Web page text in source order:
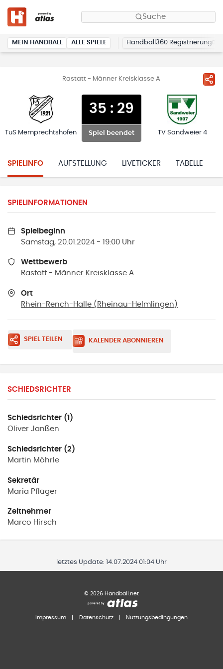
Suche
MEIN HANDBALL ALLE SPIELE Handball360 Registrierung
Rastatt - Männer Kreisklasse A
TuS Memprechtshofen
35 : 29
Spiel beendet TV Sandweier 4
SPIELINFO AUFSTELLUNG LIVETICKER TABELLE
SPIELINFORMATIONEN
Spielbeginn
Samstag, 20.01.2024 - 19:00 Uhr
Wettbewerb
Rastatt - Männer Kreisklasse A
Ort
Rhein-Rench-Halle ( Rheinau-Helmlingen )
SPIEL TEILEN KALENDER ABONNIEREN
SCHIEDSRICHTER
Schiedsrichter (1)
Oliver Janßen
Schiedsrichter (2)
Martin Möhrle
Sekretär
Maria Pflüger
Zeitnehmer
Marco Hirsch
letztes Update: 14.07.2024 01:04 Uhr
© 2026 Handball.net
Impressum Datenschutz Nutzungsbedingungen